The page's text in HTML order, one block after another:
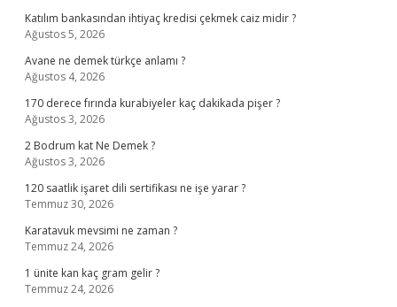
Katılım bankasından ihtiyaç kredisi çekmek caiz midir ?
Ağustos 5, 2026
Avane ne demek türkçe anlamı ?
Ağustos 4, 2026
170 derece fırında kurabiyeler kaç dakikada pişer ?
Ağustos 3, 2026
2 Bodrum kat Ne Demek ?
Ağustos 3, 2026
120 saatlik işaret dili sertifikası ne işe yarar ?
Temmuz 30, 2026
Karatavuk mevsimi ne zaman ?
Temmuz 24, 2026
1 ünite kan kaç gram gelir ?
Temmuz 24, 2026